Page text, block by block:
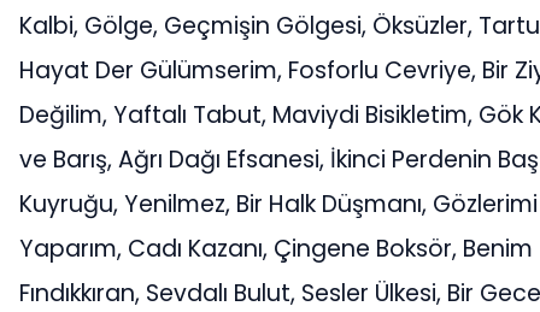
Kalbi, Gölge, Geçmişin Gölgesi, Öksüzler,
Hayat Der Gülümserim, Fosforlu Cevriye, Bir
Değilim, Yaftalı Tabut, Maviydi Bisikletim, Gök
ve Barış, Ağrı Dağı Efsanesi, İkinci Perdenin
Kuyruğu, Yenilmez, Bir Halk Düşmanı,
Yaparım, Cadı Kazanı, Çingene Boksör, Benim
Fındıkkıran, Sevdalı Bulut, Sesler Ülkesi, Bir